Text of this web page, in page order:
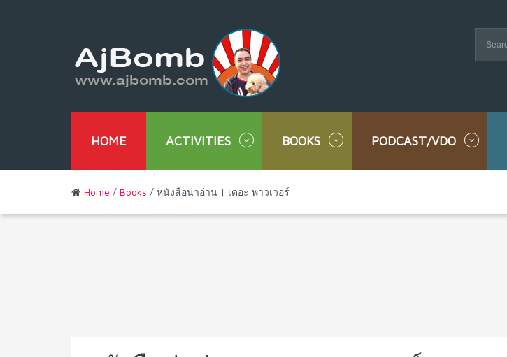
HOME ACTIVITIES BOOKS PODCAST/VDO
Home / Books / หนังสือน่าอ่าน | เดอะ พาวเวอร์